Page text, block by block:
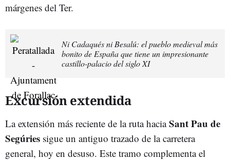
márgenes del Ter.
Ni Cadaqués ni Besalú: el pueblo medieval más
bonito de España que tiene un impresionante
castillo-palacio del siglo XI
Excursión extendida
La extensión más reciente de la ruta haciaSant Pau de
Segúries sigue un antiguo trazado de la carretera
general, hoy en desuso. Este tramo complementa el